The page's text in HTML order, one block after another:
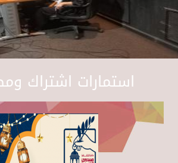
استمارات اشتراك